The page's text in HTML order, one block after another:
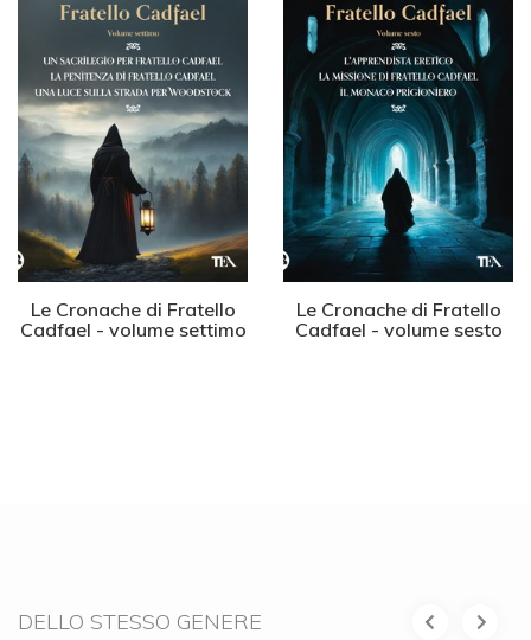
Le Cronache di Fratello
Cadfael - volume settimo
Le Cronache di Fratello
Cadfael - volume sesto
DELLO STESSO GENERE